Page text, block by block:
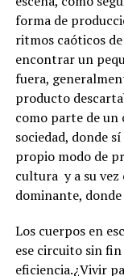
forma de
ritmos caóticos
encontrar un
fuera,
producto
como parte de un
sociedad, donde
propio modo de
cultura y a su vez
dominante, donde
Los cuerpos en
ese circuito sin
eficiencia.¿Vivir